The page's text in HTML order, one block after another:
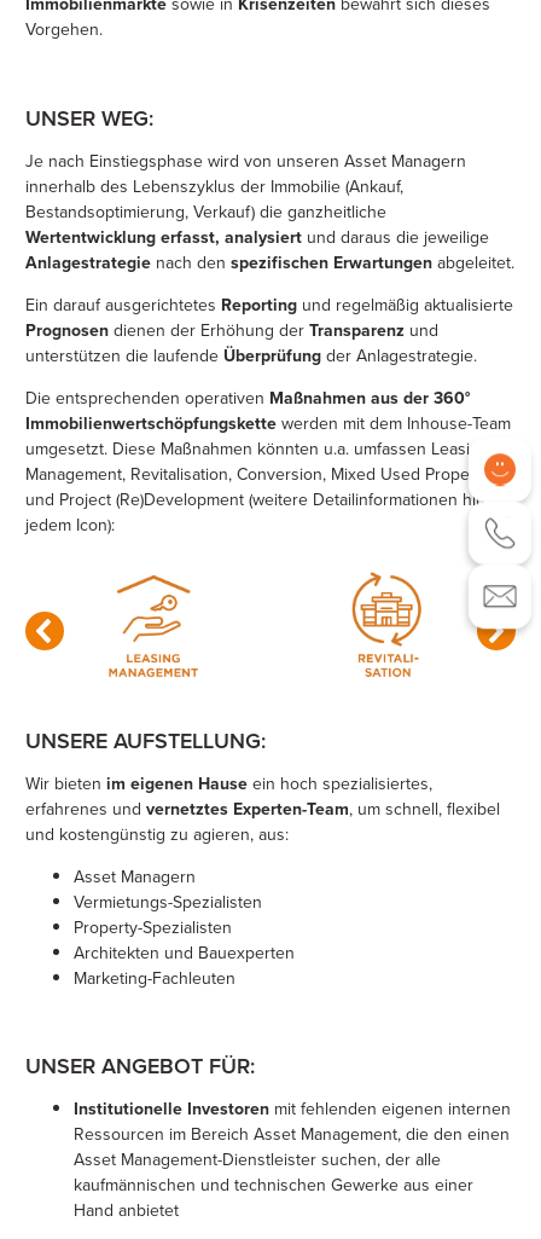
Vorgehen.
UNSER WEG:
Je nach Einstiegsphase wird von unseren Asset Managern
innerhalb des Lebenszyklus der Immobilie (Ankauf,
Bestandsoptimierung, Verkauf) die ganzheitliche
Wertentwicklung erfasst, analysiert und daraus die jeweilige
Anlagestrategie nach den spezifischen Erwartungen abgeleitet.
Ein darauf ausgerichtetes Reporting und regelmäßig aktualisierte
Prognosen dienen der Erhöhung der Transparenz und
unterstützen die laufende Überprüfung der Anlagestrategie.
Die entsprechenden operativen Maßnahmen aus der 360°
Immobilienwertschöpfungskette werden mit dem Inhouse-Team
umgesetzt. Diese Maßnahmen könnten u.a. umfassen Leasing
Management, Revitalisation, Conversion, Mixed Used Property
und Project (Re)Development (weitere Detailinformationen hinter
jedem Icon):
UNSERE AUFSTELLUNG:
Wir bieten im eigenen Hause ein hoch spezialisiertes,
erfahrenes und vernetztes Experten-Team, um schnell, flexibel
und kostengünstig zu agieren, aus:
Asset Managern
Vermietungs-Spezialisten
Property-Spezialisten
Architekten und Bauexperten
Marketing-Fachleuten
UNSER ANGEBOT FÜR:
Institutionelle Investoren mit fehlenden eigenen internen
Ressourcen im Bereich Asset Management, die den einen
Asset Management-Dienstleister suchen, der alle
kaufmännischen und technischen Gewerke aus einer
Hand anbietet